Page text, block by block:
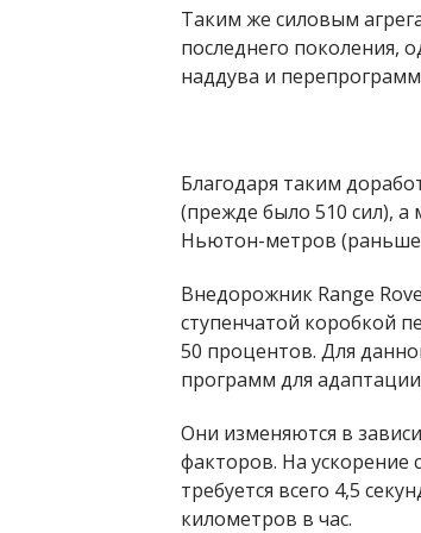
Таким же силовым
последнего поколения,
наддува и
Благодаря таким
(прежде было 510 сил),
Ньютон-метров
Внедорожник Range
ступенчатой коробкой
50 процентов. Для
программ для
Они изменяются в
факторов. На ускорение
требуется всего 4,5
километров в час.